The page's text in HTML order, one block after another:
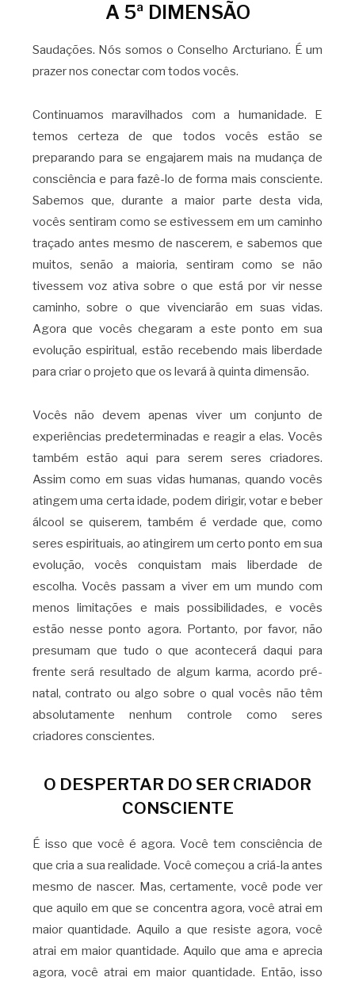
A 5ª DIMENSÃO
Saudações. Nós somos o Conselho Arcturiano. É um
prazer nos conectar com todos vocês.
Continuamos maravilhados com a humanidade. E
temos certeza de que todos vocês estão se
preparando para se engajarem mais na mudança de
consciência e para fazê-lo de forma mais consciente.
Sabemos que, durante a maior parte desta vida,
vocês sentiram como se estivessem em um caminho
traçado antes mesmo de nascerem, e sabemos que
muitos, senão a maioria, sentiram como se não
tivessem voz ativa sobre o que está por vir nesse
caminho, sobre o que vivenciarão em suas vidas.
Agora que vocês chegaram a este ponto em sua
evolução espiritual, estão recebendo mais liberdade
para criar o projeto que os levará à quinta dimensão.
Vocês não devem apenas viver um conjunto de
experiências predeterminadas e reagir a elas. Vocês
também estão aqui para serem seres criadores.
Assim como em suas vidas humanas, quando vocês
atingem uma certa idade, podem dirigir, votar e beber
álcool se quiserem, também é verdade que, como
seres espirituais, ao atingirem um certo ponto em sua
evolução, vocês conquistam mais liberdade de
escolha. Vocês passam a viver em um mundo com
menos limitações e mais possibilidades, e vocês
estão nesse ponto agora. Portanto, por favor, não
presumam que tudo o que acontecerá daqui para
frente será resultado de algum karma, acordo pré-
natal, contrato ou algo sobre o qual vocês não têm
absolutamente nenhum controle como seres
criadores conscientes.
O DESPERTAR DO SER CRIADOR
CONSCIENTE
É isso que você é agora. Você tem consciência de
que cria a sua realidade. Você começou a criá-la antes
mesmo de nascer. Mas, certamente, você pode ver
que aquilo em que se concentra agora, você atrai em
maior quantidade. Aquilo a que resiste agora, você
atrai em maior quantidade. Aquilo que ama e aprecia
agora, você atrai em maior quantidade. Então, isso